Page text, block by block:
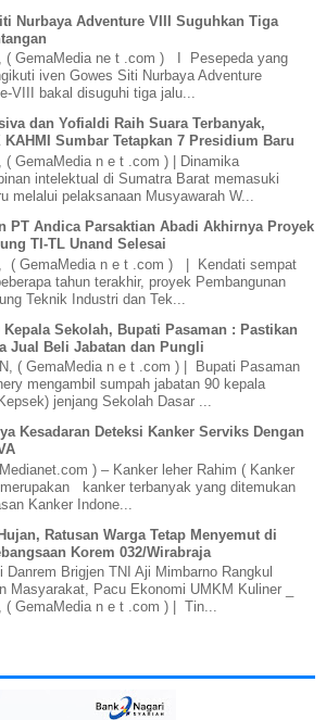
Nurbaya Adventure VIII Suguhkan Tiga
( GemaMedia ne t .com ) I Pesepeda yang
iven Gowes Siti Nurbaya Adventure
VIII bakal disuguhi tiga jalu...
dan Yofialdi Raih Suara Terbanyak,
KAHMI Sumbar Tetapkan 7 Presidium Baru
( GemaMedia n e t .com ) | Dinamika
intelektual di Sumatra Barat memasuki
melalui pelaksanaan Musyawarah W...
PT Andica Parsaktian Abadi Akhirnya Proyek
TI-TL Unand Selesai
( GemaMedia n e t .com ) | Kendati sempat
tahun terakhir, proyek Pembangunan
Teknik Industri dan Tek...
Kepala Sekolah, Bupati Pasaman : Pastikan
Jual Beli Jabatan dan Pungli
( GemaMedia n e t .com ) | Bupati Pasaman
mengambil sumpah jabatan 90 kepala
jenjang Sekolah Dasar ...
Kesadaran Deteksi Kanker Serviks Dengan
) – Kanker leher Rahim ( Kanker
kanker terbanyak yang ditemukan
Kanker Indone...
Ratusan Warga Tetap Menyemut di
Korem 032/Wirabraja
Danrem Brigjen TNI Aji Mimbarno Rangkul
Masyarakat, Pacu Ekonomi UMKM Kuliner _
( GemaMedia n e t .com ) | Tin...